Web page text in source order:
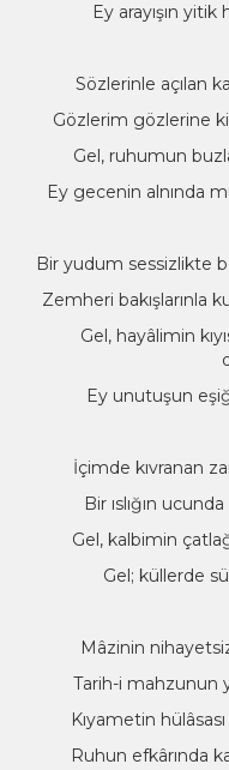
Ey arayışın yitik
Sözlerinle açılan
Gözlerim gözlerine
Gel, ruhumun
Ey gecenin alnında
Bir yudum sessizlikte
Zemheri bakışlarınla
Gel, hayâlimin
Ey unutuşun
İçimde kıvranan
Bir ıslığın
Gel, kalbimin
Gel; küllerde
Mâzinin
Tarih-i mahzunun
Kıyametin
Ruhun efkârında